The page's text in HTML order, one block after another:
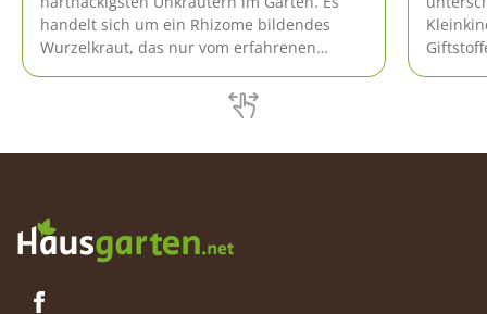
handelt sich um ein Rhizome bildendes
Wurzelkraut, das nur vom erfahrenen
Ähnlichkeit mit anderen Wildkräutern wird
Giersch nicht selten verwechselt.